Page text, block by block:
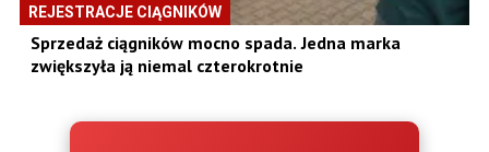
REJESTRACJE CIĄGNIKÓW
Sprzedaż ciągników mocno spada. Jedna marka
zwiększyła ją niemal czterokrotnie